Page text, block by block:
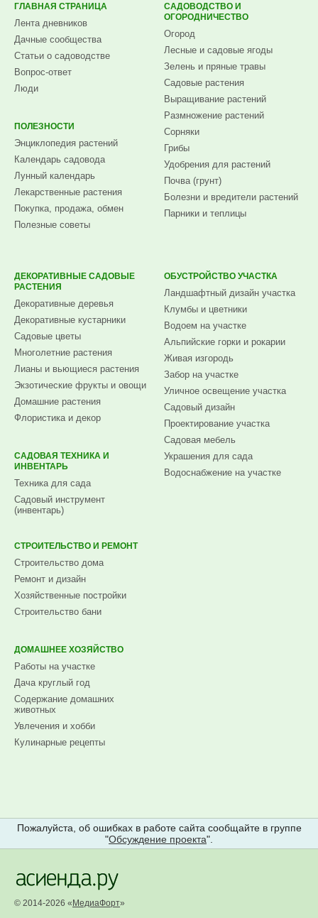
ГЛАВНАЯ СТРАНИЦА
Лента дневников
Дачные сообщества
Статьи о садоводстве
Вопрос-ответ
Люди
ПОЛЕЗНОСТИ
Энциклопедия растений
Календарь садовода
Лунный календарь
Лекарственные растения
Покупка, продажа, обмен
Полезные советы
САДОВОДСТВО И
ОГОРОДНИЧЕСТВО
Огород
Лесные и садовые ягоды
Зелень и пряные травы
Садовые растения
Выращивание растений
Размножение растений
Сорняки
Грибы
Удобрения для растений
Почва (грунт)
Болезни и вредители растений
Парники и теплицы
ДЕКОРАТИВНЫЕ САДОВЫЕ
РАСТЕНИЯ
Декоративные деревья
Декоративные кустарники
Садовые цветы
Многолетние растения
Лианы и вьющиеся растения
Экзотические фрукты и овощи
Домашние растения
Флористика и декор
САДОВАЯ ТЕХНИКА И
ИНВЕНТАРЬ
Техника для сада
Садовый инструмент
(инвентарь)
ОБУСТРОЙСТВО УЧАСТКА
Ландшафтный дизайн участка
Клумбы и цветники
Водоем на участке
Альпийские горки и рокарии
Живая изгородь
Забор на участке
Уличное освещение участка
Садовый дизайн
Проектирование участка
Садовая мебель
Украшения для сада
Водоснабжение на участке
СТРОИТЕЛЬСТВО И РЕМОНТ
Строительство дома
Ремонт и дизайн
Хозяйственные постройки
Строительство бани
ДОМАШНЕЕ ХОЗЯЙСТВО
Работы на участке
Дача круглый год
Содержание домашних
животных
Увлечения и хобби
Кулинарные рецепты
Пожалуйста, об ошибках в работе сайта сообщайте в группе
"Обсуждение проекта".
© 2014-2026 «МедиаФорт»